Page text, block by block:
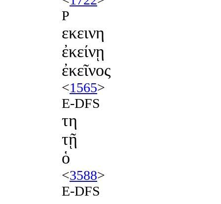
P
εκεινη
ἐκείνῃ
ἐκεῖνος
<1565>
E-DFS
τη
τῇ
ὁ
<3588>
E-DFS